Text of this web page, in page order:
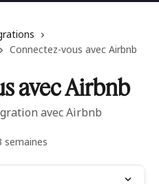
Connectez-vous avec Airbnb
avec Airbnb
avec Airbnb
semaines